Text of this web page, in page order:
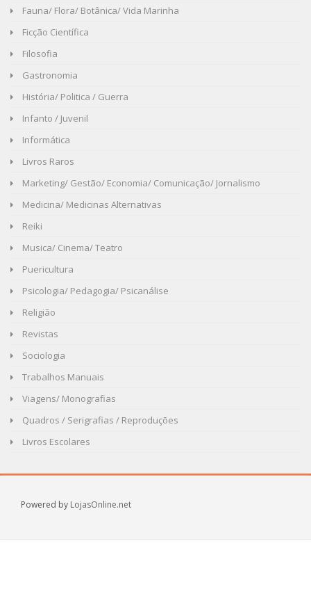
Fauna/ Flora/ Botânica/ Vida Marinha
Ficção Científica
Filosofia
Gastronomia
História/ Politica / Guerra
Infanto / Juvenil
Informática
Livros Raros
Marketing/ Gestão/ Economia/ Comunicação/ Jornalismo
Medicina/ Medicinas Alternativas
Reiki
Musica/ Cinema/ Teatro
Puericultura
Psicologia/ Pedagogia/ Psicanálise
Religião
Revistas
Sociologia
Trabalhos Manuais
Viagens/ Monografias
Quadros / Serigrafias / Reproduções
Livros Escolares
Powered by LojasOnline.net